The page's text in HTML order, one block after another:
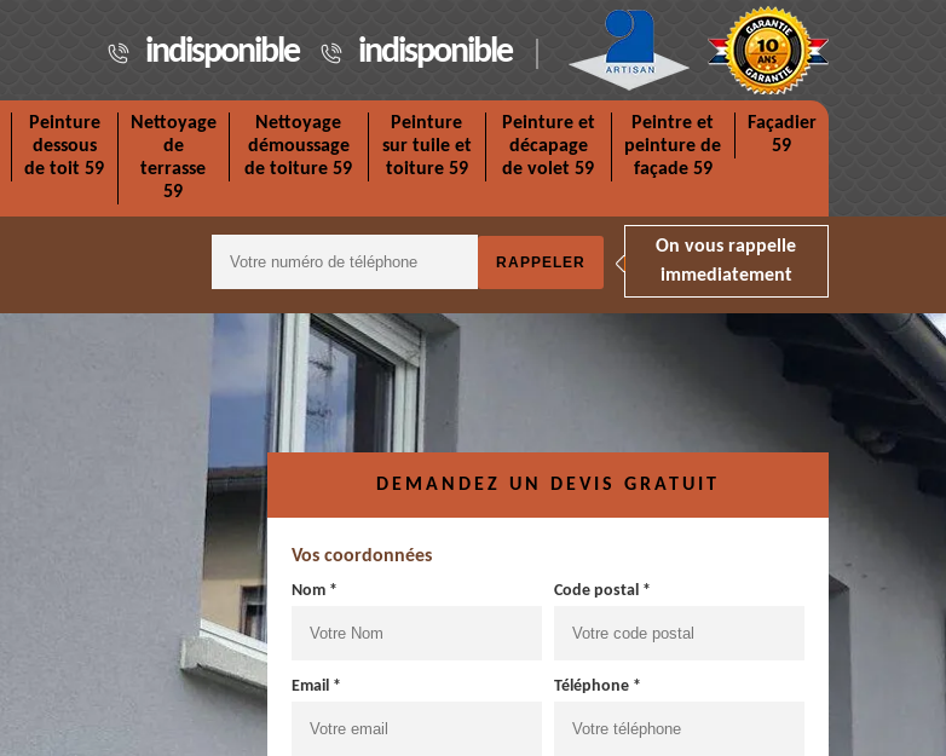
indisponible indisponible
Peinture
dessous
de toit 59
Nettoyage
de
terrasse
59
Nettoyage
démoussage
de toiture 59
Peinture
sur tuile et
toiture 59
Peinture et
décapage
de volet 59
Peintre et
peinture de
façade 59
Façadier
59
On vous rappelle
immediatement
DEMANDEZ UN DEVIS GRATUIT
Vos coordonnées
Nom * Code postal *
Email * Téléphone *